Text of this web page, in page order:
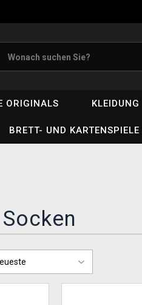
ORIGINALS
BRETT- UND KARTENSPIELE